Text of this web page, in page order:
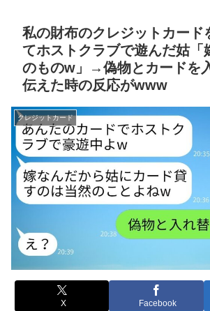
私の財布のクレジットカード
てホストクラブで遊んだ姑「
のものw」→偽物とカードを
伝えた時の反応がwww
クレジットカード
X Facebook